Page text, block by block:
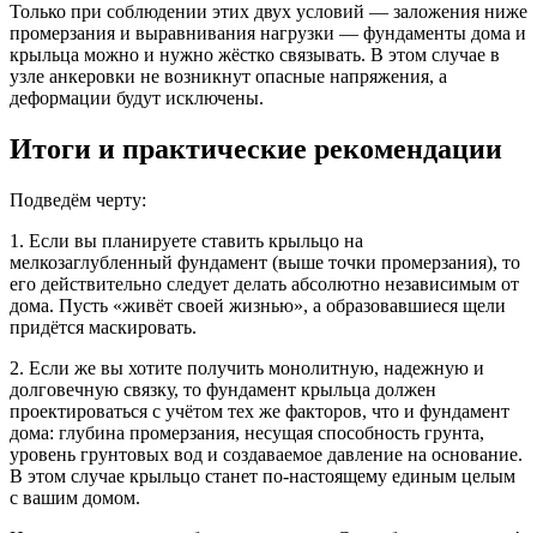
Только при соблюдении этих двух условий — заложения ниже
промерзания и выравнивания нагрузки — фундаменты дома и
крыльца можно и нужно жёстко связывать. В этом случае в
узле анкеровки не возникнут опасные напряжения, а
деформации будут исключены.
Итоги и практические рекомендации
Подведём черту:
1. Если вы планируете ставить крыльцо на
мелкозаглубленный фундамент (выше точки промерзания), то
его действительно следует делать абсолютно независимым от
дома. Пусть «живёт своей жизнью», а образовавшиеся щели
придётся маскировать.
2. Если же вы хотите получить монолитную, надежную и
долговечную связку, то фундамент крыльца должен
проектироваться с учётом тех же факторов, что и фундамент
дома: глубина промерзания, несущая способность грунта,
уровень грунтовых вод и создаваемое давление на основание.
В этом случае крыльцо станет по-настоящему единым целым
с вашим домом.